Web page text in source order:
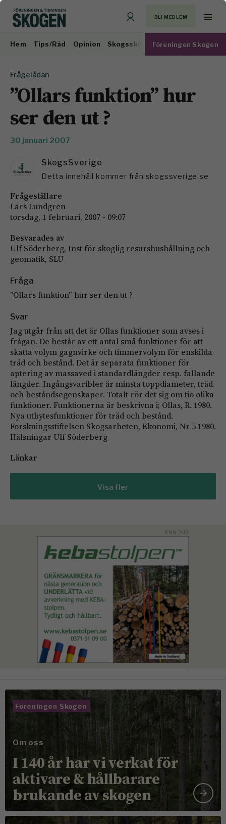
BLI MEDLEM
Hem Tips/Råd Opinion Skogsskötsel Virkesmarknad
Föreningen Skogen
Frågelådan
”Ollars funktion” hur
ser den ut ?
30 januari 2007
SkogsSverige
Detta innehåll kommer från skogssverige.se
Frågeställare
Lars Lundgren
torsdag, 1 februari, 2007 - 09:07
Besvarades av
Ulf Söderberg, Inst för skoglig resurshushållning och
geomatik, SLU
Fråga
”Ollars funktion” hur ser den ut ?
Svar
Jag utgår från att det är Ollas funktioner som avses i
frågan. De består av ett antal små funktioner för att
skatta volym gagnvirke och timmervolym för enskilda
träd och bestånd. Det är separata funktioner för
aptering av massaved i standardlängder resp. fallande
längder. Ingångsvaribler är minsta toppdiameter, träd
och beståndsegenskaper. Totalt rör det sig om tio olika
funktioner. Funktionerna är beskrivna i; Ollas, R. 1980.
Nya utbytesfunktioner för träd och bestånd.
Forskningsstiftelsen Skogsarbeten, Ekonomi, Nr 5 1980.
Hälsningar Ulf Söderberg
Länkar
Visa fler
Föreningen Skogen
Om oss
I 140 år har vi verkat för
aktivare & hållbarare
brukande av skogen